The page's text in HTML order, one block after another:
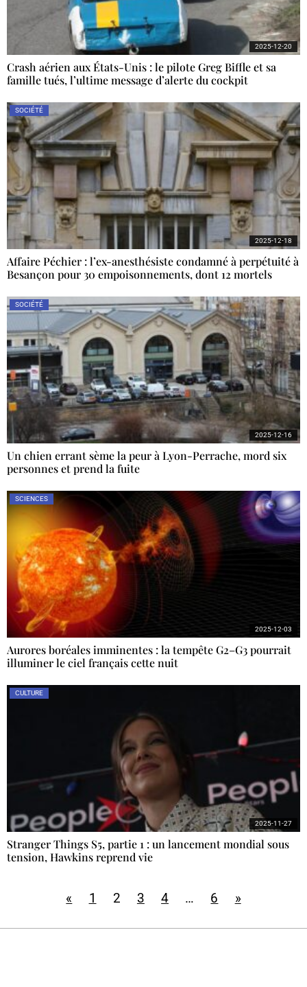
Crash aérien aux États-Unis : le pilote Greg Biffle et sa
famille tués, l’ultime message d’alerte du cockpit
2025-12-20
SOCIÉTÉ
Affaire Péchier : l’ex-anesthésiste condamné à perpétuité à
Besançon pour 30 empoisonnements, dont 12 mortels
2025-12-18
SOCIÉTÉ
Un chien errant sème la peur à Lyon-Perrache, mord six
personnes et prend la fuite
2025-12-16
SCIENCES
Aurores boréales imminentes : la tempête G2–G3 pourrait
illuminer le ciel français cette nuit
2025-12-03
CULTURE
Stranger Things S5, partie 1 : un lancement mondial sous
tension, Hawkins reprend vie
2025-11-27
« 1 2 3 4 … 6 »